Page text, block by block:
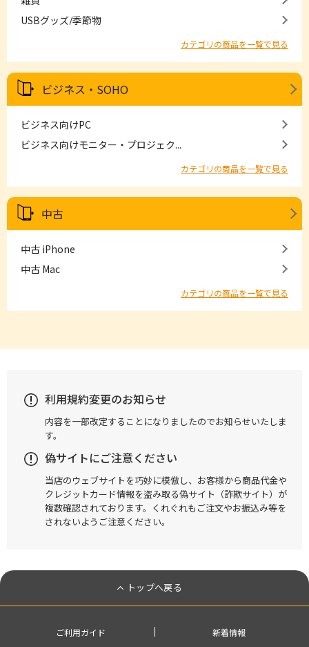
USBグッズ/季節物
カテゴリの商品を一覧で見る
ビジネス・SOHO
ビジネス向けPC
ビジネス向けモニター・プロジェク...
カテゴリの商品を一覧で見る
中古
中古 iPhone
中古 Mac
カテゴリの商品を一覧で見る
利用規約変更のお知らせ
内容を一部改定することになりましたのでお知らせいたしま
す。
偽サイトにご注意ください
当店のウェブサイトを巧妙に模倣し、お客様から商品代金や
クレジットカード情報を盗み取る偽サイト（詐欺サイト）が
複数確認されております。くれぐれもご注文やお振込み等を
されないようご注意ください。
トップへ戻る
ご利用ガイド 新着情報